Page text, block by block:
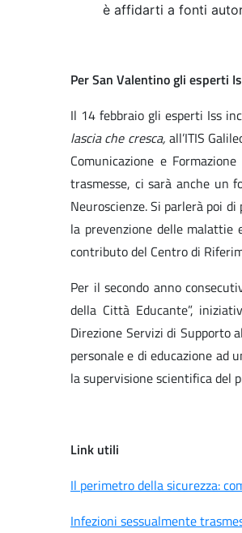
è affidarti a fonti
Per San Valentino gli esperti
Il 14 febbraio gli esperti Iss
lascia che cresca, all’ITIS
Comunicazione e
trasmesse, ci sarà anche un
Neuroscienze. Si parlerà poi
la prevenzione delle malattie
contributo del Centro di
Per il secondo anno
della Città Educante”,
Direzione Servizi di Supporto
personale e di educazione ad
la supervisione scientifica del
Link utili
Il perimetro della sicurezza:
Infezioni sessualmente